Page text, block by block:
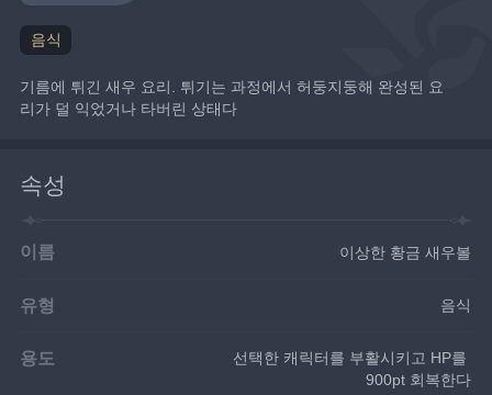
음식
기름에 튀긴 새우 요리. 튀기는 과정에서 허둥지둥해 완성된 요
리가 덜 익었거나 타버린 상태다
속성
이름 이상한 황금 새우볼
유형 음식
용도
선택한 캐릭터를 부활시키고 HP를
900pt 회복한다